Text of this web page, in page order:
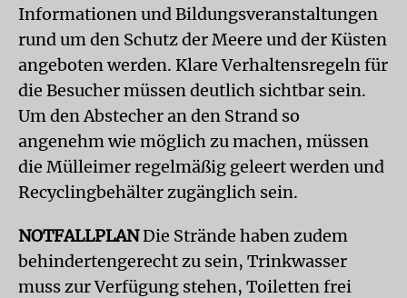
Informationen und Bildungsveranstaltungen
rund um den Schutz der Meere und der Küsten
angeboten werden. Klare Verhaltensregeln für
die Besucher müssen deutlich sichtbar sein.
Um den Abstecher an den Strand so
angenehm wie möglich zu machen, müssen
die Mülleimer regelmäßig geleert werden und
Recyclingbehälter zugänglich sein.
NOTFALLPLANDie Strände haben zudem
behindertengerecht zu sein, Trinkwasser
muss zur Verfügung stehen, Toiletten frei